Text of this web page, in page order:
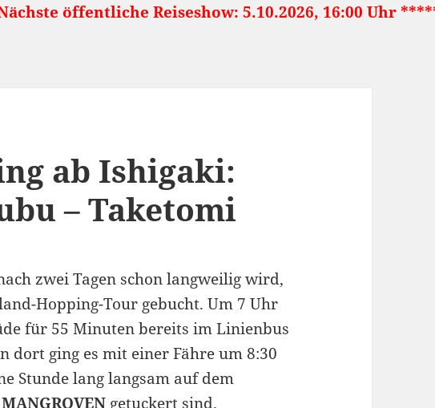
Reiseshow: 5.10.2026, 16:00 Uhr ***** Japan:
ab Ishigaki:
– Taketomi
zwei Tagen schon langweilig wird,
Hopping-Tour gebucht. Um 7 Uhr
für 55 Minuten bereits im Linienbus
dort ging es mit einer Fähre um 8:30
Stunde lang langsam auf dem
MANGROVEN getuckert sind.